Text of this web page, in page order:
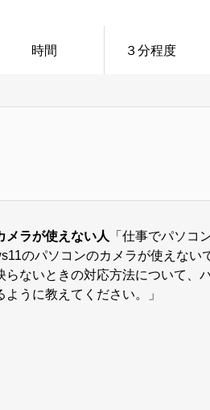
時間 ３分程度
メラが使えない人
「仕事でパソコ
のパソコンのカメラが使えない
らないときの対応方法について、
ように教えてください。」